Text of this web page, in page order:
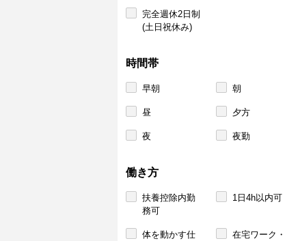
完全週休2日制
(土日祝休み)
時間帯
早朝 朝
昼 夕方
夜 夜勤
働き方
扶養控除内勤
務可
1日4h以内可
体を動かす仕
在宅ワーク・